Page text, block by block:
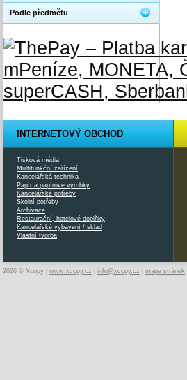
Podle předmětu
INTERNETOVÝ OBCHOD
Tisková média
Multifunkční zařízení
Kancelářská technika
Papír a papírové výrobky
Kancelářské potřeby
Školní potřeby
Archivace
Restaurační, hotelové doplňky
Kancelářské vybavení / sklad
Vlastní tvorba
2026 © Xcopy | www.xcopy.cz info@xcopy.cz mapa stránek